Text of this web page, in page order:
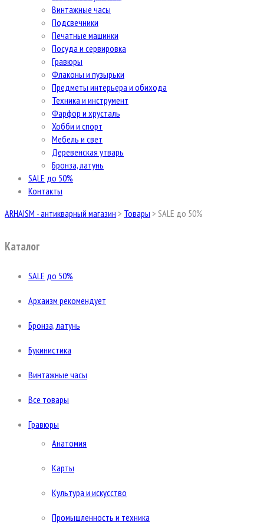
Винтажные часы
Подсвечники
Печатные машинки
Посуда и сервировка
Гравюры
Флаконы и пузырьки
Предметы интерьера и обихода
Техника и инструмент
Фарфор и хрусталь
Хобби и спорт
Мебель и свет
Деревенская утварь
Бронза, латунь
SALE до 50%
Контакты
ARHAISM - антикварный магазин > Товары > SALE до 50%
Каталог
SALE до 50%
Архаизм рекомендует
Бронза, латунь
Букинистика
Винтажные часы
Все товары
Гравюры
Анатомия
Карты
Культура и искусство
Промышленность и техника